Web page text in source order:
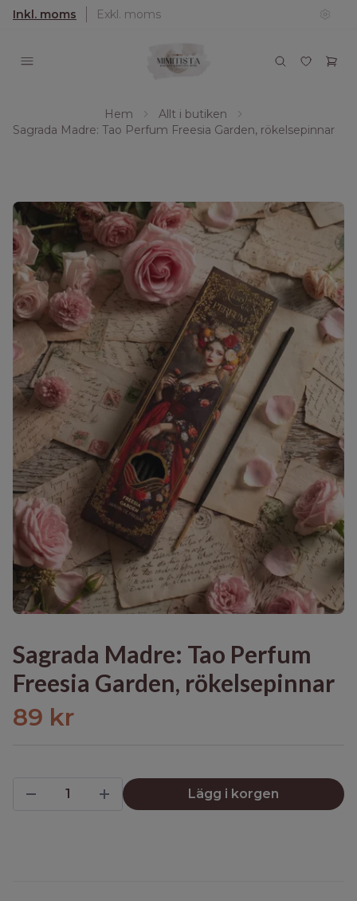
Inkl. moms Exkl. moms
Hem
Allt i butiken
Sagrada Madre: Tao Perfum Freesia Garden, rökelsepinnar
Sagrada Madre: Tao Perfum
Freesia Garden, rökelsepinnar
89 kr
Lägg i korgen